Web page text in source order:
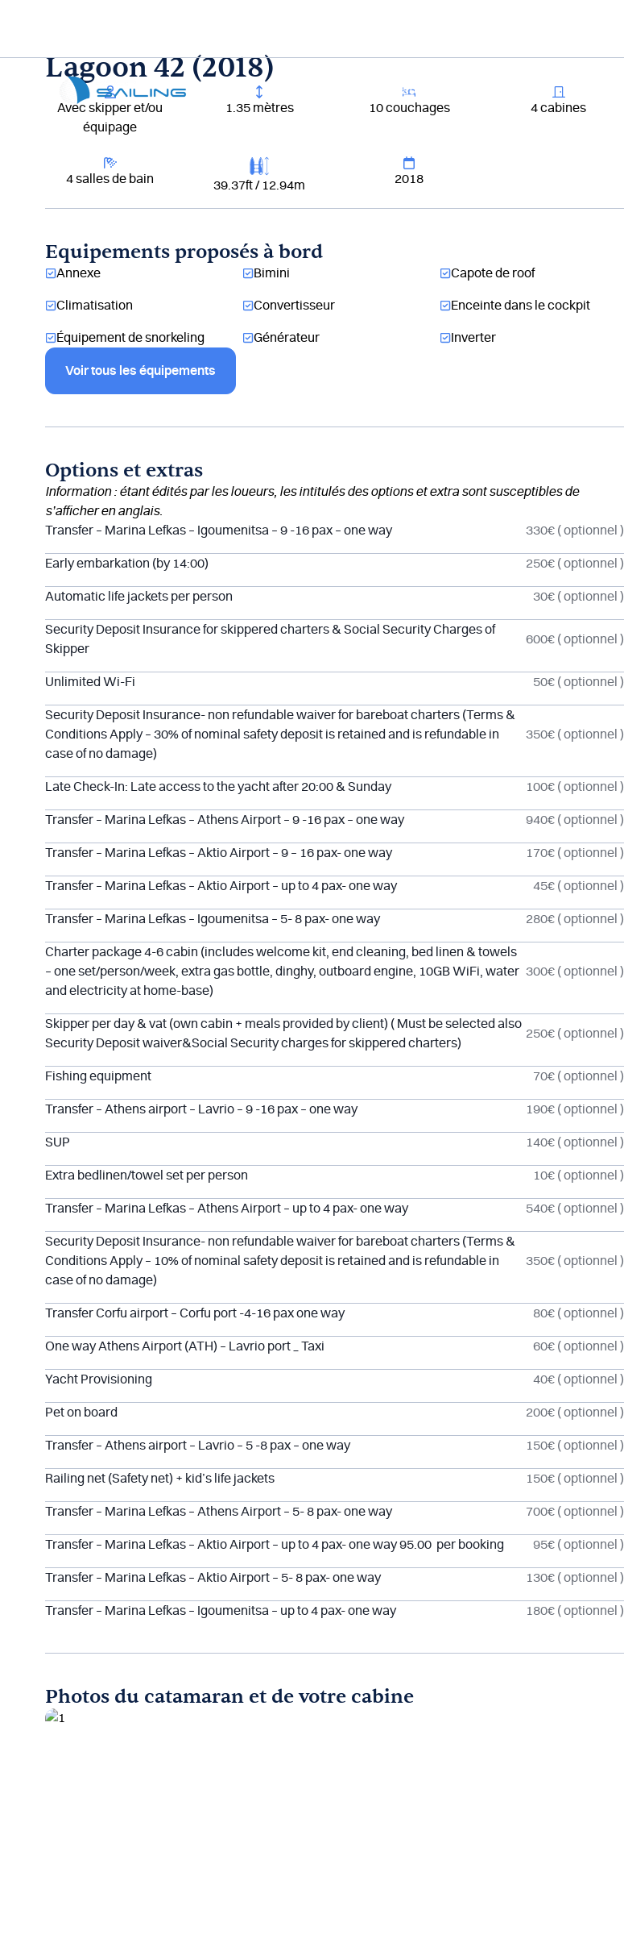
Louer un bateau
Lagoon 42 (2018)
Avec skipper et/ou
équipage
1.35 mètres 10 couchages 4 cabines
4 salles de bain 39.37ft / 12.94m 2018
Equipements proposés à bord
Annexe Bimini Capote de roof
Climatisation Convertisseur Enceinte dans le cockpit
Équipement de snorkeling Générateur Inverter
Voir tous les équipements
Options et extras
Information : étant édités par les loueurs, les intitulés des options et extra sont susceptibles de
s’afficher en anglais.
Transfer – Marina Lefkas – Igoumenitsa – 9 -16 pax – one way
330€ ( optionnel )
Early embarkation (by 14:00) 250€ ( optionnel )
Automatic life jackets per person 30€ ( optionnel )
Security Deposit Insurance for skippered charters & Social Security Charges of
Skipper
600€ ( optionnel )
Unlimited Wi-Fi 50€ ( optionnel )
Security Deposit Insurance- non refundable waiver for bareboat charters (Terms &
Conditions Apply – 30% of nominal safety deposit is retained and is refundable in
case of no damage)
350€ ( optionnel )
Late Check-In: Late access to the yacht after 20:00 & Sunday 100€ ( optionnel )
Transfer – Marina Lefkas – Athens Airport – 9 -16 pax – one way 940€ ( optionnel )
Transfer – Marina Lefkas – Aktio Airport – 9 – 16 pax- one way 170€ ( optionnel )
Transfer – Marina Lefkas – Aktio Airport – up to 4 pax- one way 45€ ( optionnel )
Transfer – Marina Lefkas – Igoumenitsa – 5- 8 pax- one way 280€ ( optionnel )
Charter package 4-6 cabin (includes welcome kit, end cleaning, bed linen & towels
– one set/person/week, extra gas bottle, dinghy, outboard engine, 10GB WiFi, water
and electricity at home-base)
300€ ( optionnel )
Skipper per day & vat (own cabin + meals provided by client) ( Must be selected also
Security Deposit waiver&Social Security charges for skippered charters)
250€ ( optionnel )
Fishing equipment 70€ ( optionnel )
Transfer – Athens airport – Lavrio – 9 -16 pax – one way 190€ ( optionnel )
SUP 140€ ( optionnel )
Extra bedlinen/towel set per person 10€ ( optionnel )
Transfer – Marina Lefkas – Athens Airport – up to 4 pax- one way 540€ ( optionnel )
Security Deposit Insurance- non refundable waiver for bareboat charters (Terms &
Conditions Apply – 10% of nominal safety deposit is retained and is refundable in
case of no damage)
350€ ( optionnel )
Transfer Corfu airport – Corfu port -4-16 pax one way 80€ ( optionnel )
One way Athens Airport (ATH) – Lavrio port _ Taxi 60€ ( optionnel )
Yacht Provisioning 40€ ( optionnel )
Pet on board 200€ ( optionnel )
Transfer – Athens airport – Lavrio – 5 -8 pax – one way 150€ ( optionnel )
Railing net (Safety net) + kid’s life jackets 150€ ( optionnel )
Transfer – Marina Lefkas – Athens Airport – 5- 8 pax- one way 700€ ( optionnel )
Transfer – Marina Lefkas – Aktio Airport – up to 4 pax- one way 95.00  per booking 95€ ( optionnel )
Transfer – Marina Lefkas – Aktio Airport – 5- 8 pax- one way 130€ ( optionnel )
Transfer – Marina Lefkas – Igoumenitsa – up to 4 pax- one way 180€ ( optionnel )
Photos du catamaran et de votre cabine